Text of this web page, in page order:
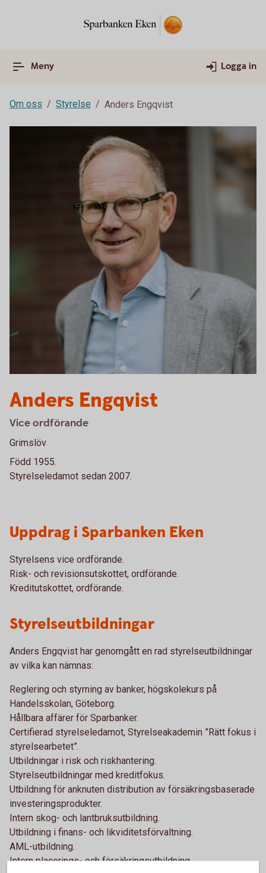
Meny Logga in
Om oss Styrelse Anders Engqvist
Anders Engqvist
Vice ordförande
Grimslöv
Född 1955.
Styrelseledamot sedan 2007.
Uppdrag i Sparbanken Eken
Styrelsens vice ordförande.
Risk- och revisionsutskottet, ordförande.
Kreditutskottet, ordförande.
Styrelseutbildningar
Anders Engqvist har genomgått en rad styrelseutbildningar
av vilka kan nämnas:
Reglering och styrning av banker, högskolekurs på
Handelsskolan, Göteborg.
Hållbara affärer för Sparbanker.
Certifierad styrelseledamot, Styrelseakademin ”Rätt fokus i
styrelsearbetet”.
Utbildningar i risk och riskhantering.
Styrelseutbildningar med kreditfokus.
Utbildning för anknuten distribution av försäkringsbaserade
investeringsprodukter.
Intern skog- och lantbruksutbildning.
Utbildning i finans- och likviditetsförvaltning.
AML-utbildning.
Intern placerings- och försäkringsutbildning.